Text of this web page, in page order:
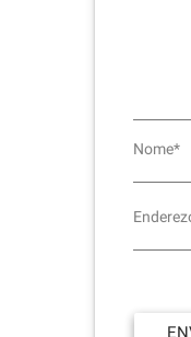
Nome*